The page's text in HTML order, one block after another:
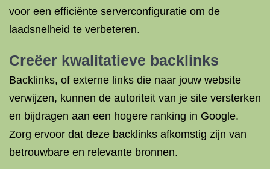
voor een efficiënte serverconfiguratie om de
laadsnelheid te verbeteren.
Creëer kwalitatieve backlinks
Backlinks, of externe links die naar jouw website
verwijzen, kunnen de autoriteit van je site versterken
en bijdragen aan een hogere ranking in Google.
Zorg ervoor dat deze backlinks afkomstig zijn van
betrouwbare en relevante bronnen.